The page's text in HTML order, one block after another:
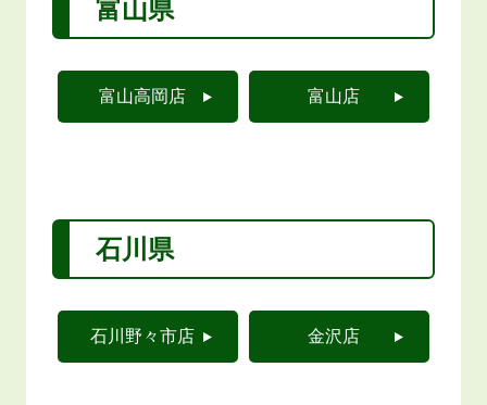
富山県
富山高岡店 富山店
石川県
石川野々市店 金沢店